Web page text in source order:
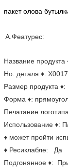
пакет олова
А.Феатурес:
Название
Но. деталя ♦: Х0017
Размер продукта
Форма ♦:
Печатание
Использование ♦:
♦ может пройти
♦ Ресиклабле:
Подгонянное ♦: